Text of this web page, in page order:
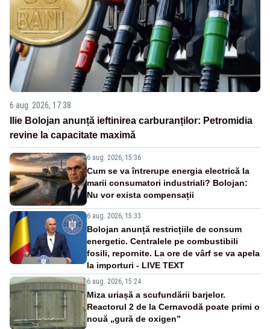
6 aug. 2026, 17:38
Ilie Bolojan anunță ieftinirea carburanților: Petromidia
revine la capacitate maximă
6 aug. 2026, 15:36
Cum se va întrerupe energia electrică la
marii consumatori industriali? Bolojan:
Nu vor exista compensații
6 aug. 2026, 15:33
Bolojan anunță restricțiile de consum
energetic. Centralele pe combustibili
fosili, repornite. La ore de vârf se va apela
la importuri - LIVE TEXT
6 aug. 2026, 15:24
Miza uriașă a scufundării barjelor.
Reactorul 2 de la Cernavodă poate primi o
nouă „gură de oxigen”